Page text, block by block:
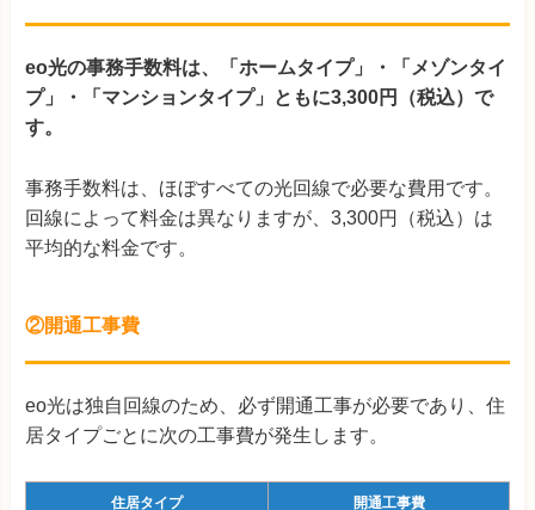
eo光の事務手数料は、「ホームタイプ」・「メゾンタイ
プ」・「マンションタイプ」ともに3,300円（税込）で
す。
事務手数料は、ほぼすべての光回線で必要な費用です。
回線によって料金は異なりますが、3,300円（税込）は
平均的な料金です。
②開通工事費
eo光は独自回線のため、必ず開通工事が必要であり、住
居タイプごとに次の工事費が発生します。
住居タイプ 開通工事費